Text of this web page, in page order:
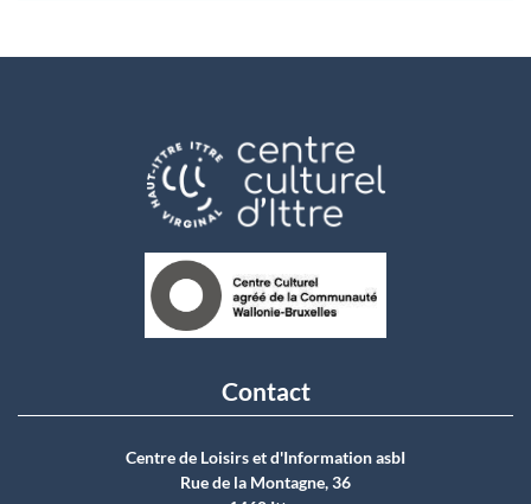
Contact
Centre de Loisirs et d'Information asbI
Rue de la Montagne, 36